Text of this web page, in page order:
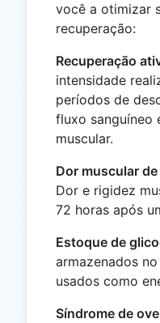
você a otimizar
recuperação:
Recuperação
intensidade
períodos de
fluxo sanguíneo
muscular.
Dor muscular
Dor e rigidez
72 horas após
Estoque de
armazenados
usados como
Síndrome de